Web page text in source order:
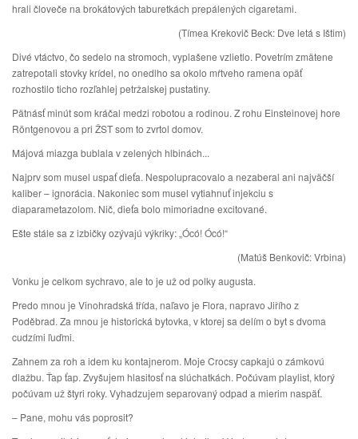
hrali človeče na brokátových taburetkách prepálených cigaretami.
(Tímea Krekovič Beck: Dve letá s Ištim)
Divé vtáctvo, čo sedelo na stromoch, vyplašene vzlietlo. Povetrím zmätene
zatrepotali stovky krídel, no onedlho sa okolo mŕtveho ramena opäť
rozhostilo ticho rozľahlej petržalskej pustatiny.
Pätnásť minút som kráčal medzi robotou a rodinou. Z rohu Einsteinovej hore
Röntgenovou a pri ŽST som to zvrtol domov.
Májová miazga bublala v zelených hlbinách...
Najprv som musel uspať dieťa. Nespolupracovalo a nezaberal ani najväčší
kaliber – ignorácia. Nakoniec som musel vytiahnuť injekciu s
diaparametazolom. Nič, dieťa bolo mimoriadne excitované.
Ešte stále sa z izbičky ozývajú výkriky: „Ócó! Ócó!“
(Matúš Benkovič: Vrbina)
Vonku je celkom sychravo, ale to je už od polky augusta.
Predo mnou je Vinohradská třída, naľavo je Flora, napravo Jiřího z
Poděbrad. Za mnou je historická bytovka, v ktorej sa delím o byt s dvoma
cudzími ľuďmi.
Zahnem za roh a idem ku kontajnerom. Moje Crocsy capkajú o zámkovú
dlažbu. Ťap ťap. Zvyšujem hlasitosť na slúchatkách. Počúvam playlist, ktorý
počúvam už štyri roky. Vyhadzujem separovaný odpad a mierim naspäť.
– Pane, mohu vás poprosit?